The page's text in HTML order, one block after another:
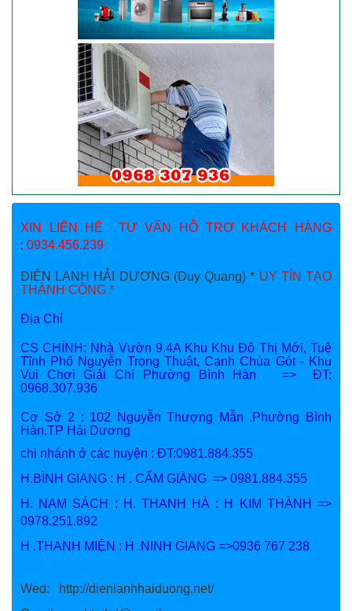
XIN LIÊN HỆ TƯ VẤN HỖ TRỢ KHÁCH HÀNG
: 0934.456.239
ĐIỆN LẠNH HẢI DƯƠNG (Duy Quang) * UY TÍN TẠO
THÀNH CÔNG *
Địa Chỉ
CS CHÍNH: Nhà Vườn 9.4A Khu Khu Đô Thị Mới, Tuệ
Tĩnh Phố Nguyễn Trọng Thuật, Cạnh Chùa Gót - Khu
Vui Chơi Giải Chí Phường Bình Hàn => ĐT:
0968.307.936
Cơ Sở 2 : 102 Nguyễn Thượng Mẫn .Phường Bình
Hàn.TP Hải Dương
chi nhánh ở các huyện : ĐT:0981.884.355
H.BÌNH GIANG : H . CẨM GIÀNG => 0981.884.355
H. NAM SÁCH : H. THANH HÀ : H KIM THÀNH =>
0978.251.892
H .THANH MIỆN : H .NINH GIANG =>0936 767 238
Wed: http://dienlanhhaiduong.net/